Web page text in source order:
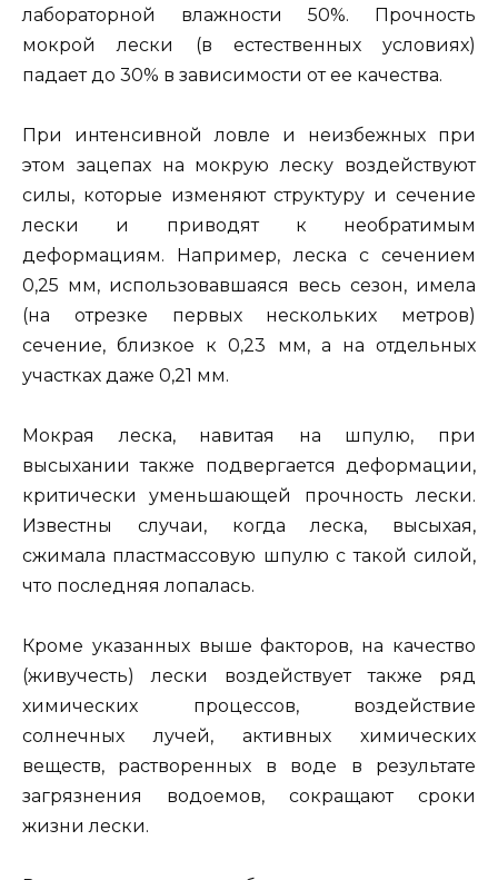
лабораторной влажности 50%. Прочность
мокрой лески (в естественных условиях)
падает до 30% в зависимости от ее качества.
При интенсивной ловле и неизбежных при
этом зацепах на мокрую леску воздействуют
силы, которые изменяют структуру и сечение
лески и приводят к необратимым
деформациям. Например, леска с сечением
0,25 мм, использовавшаяся весь сезон, имела
(на отрезке первых нескольких метров)
сечение, близкое к 0,23 мм, а на отдельных
участках даже 0,21 мм.
Мокрая леска, навитая на шпулю, при
высыхании также подвергается деформации,
критически уменьшающей прочность лески.
Известны случаи, когда леска, высыхая,
сжимала пластмассовую шпулю с такой силой,
что последняя лопалась.
Кроме указанных выше факторов, на качество
(живучесть) лески воздействует также ряд
химических процессов, воздействие
солнечных лучей, активных химических
веществ, растворенных в воде в результате
загрязнения водоемов, сокращают сроки
жизни лески.